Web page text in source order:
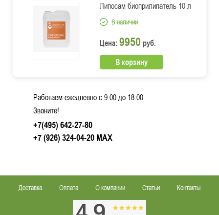
Липосам биоприлипатель 10 л
В наличии
Цена: 9950 руб.
В корзину
Работаем ежедневно c 9:00 до 18:00
Звоните!
+7(495) 642-27-80
+7 (926) 324-04-20MAX
Доставка Оплата О компании Статьи Контакты